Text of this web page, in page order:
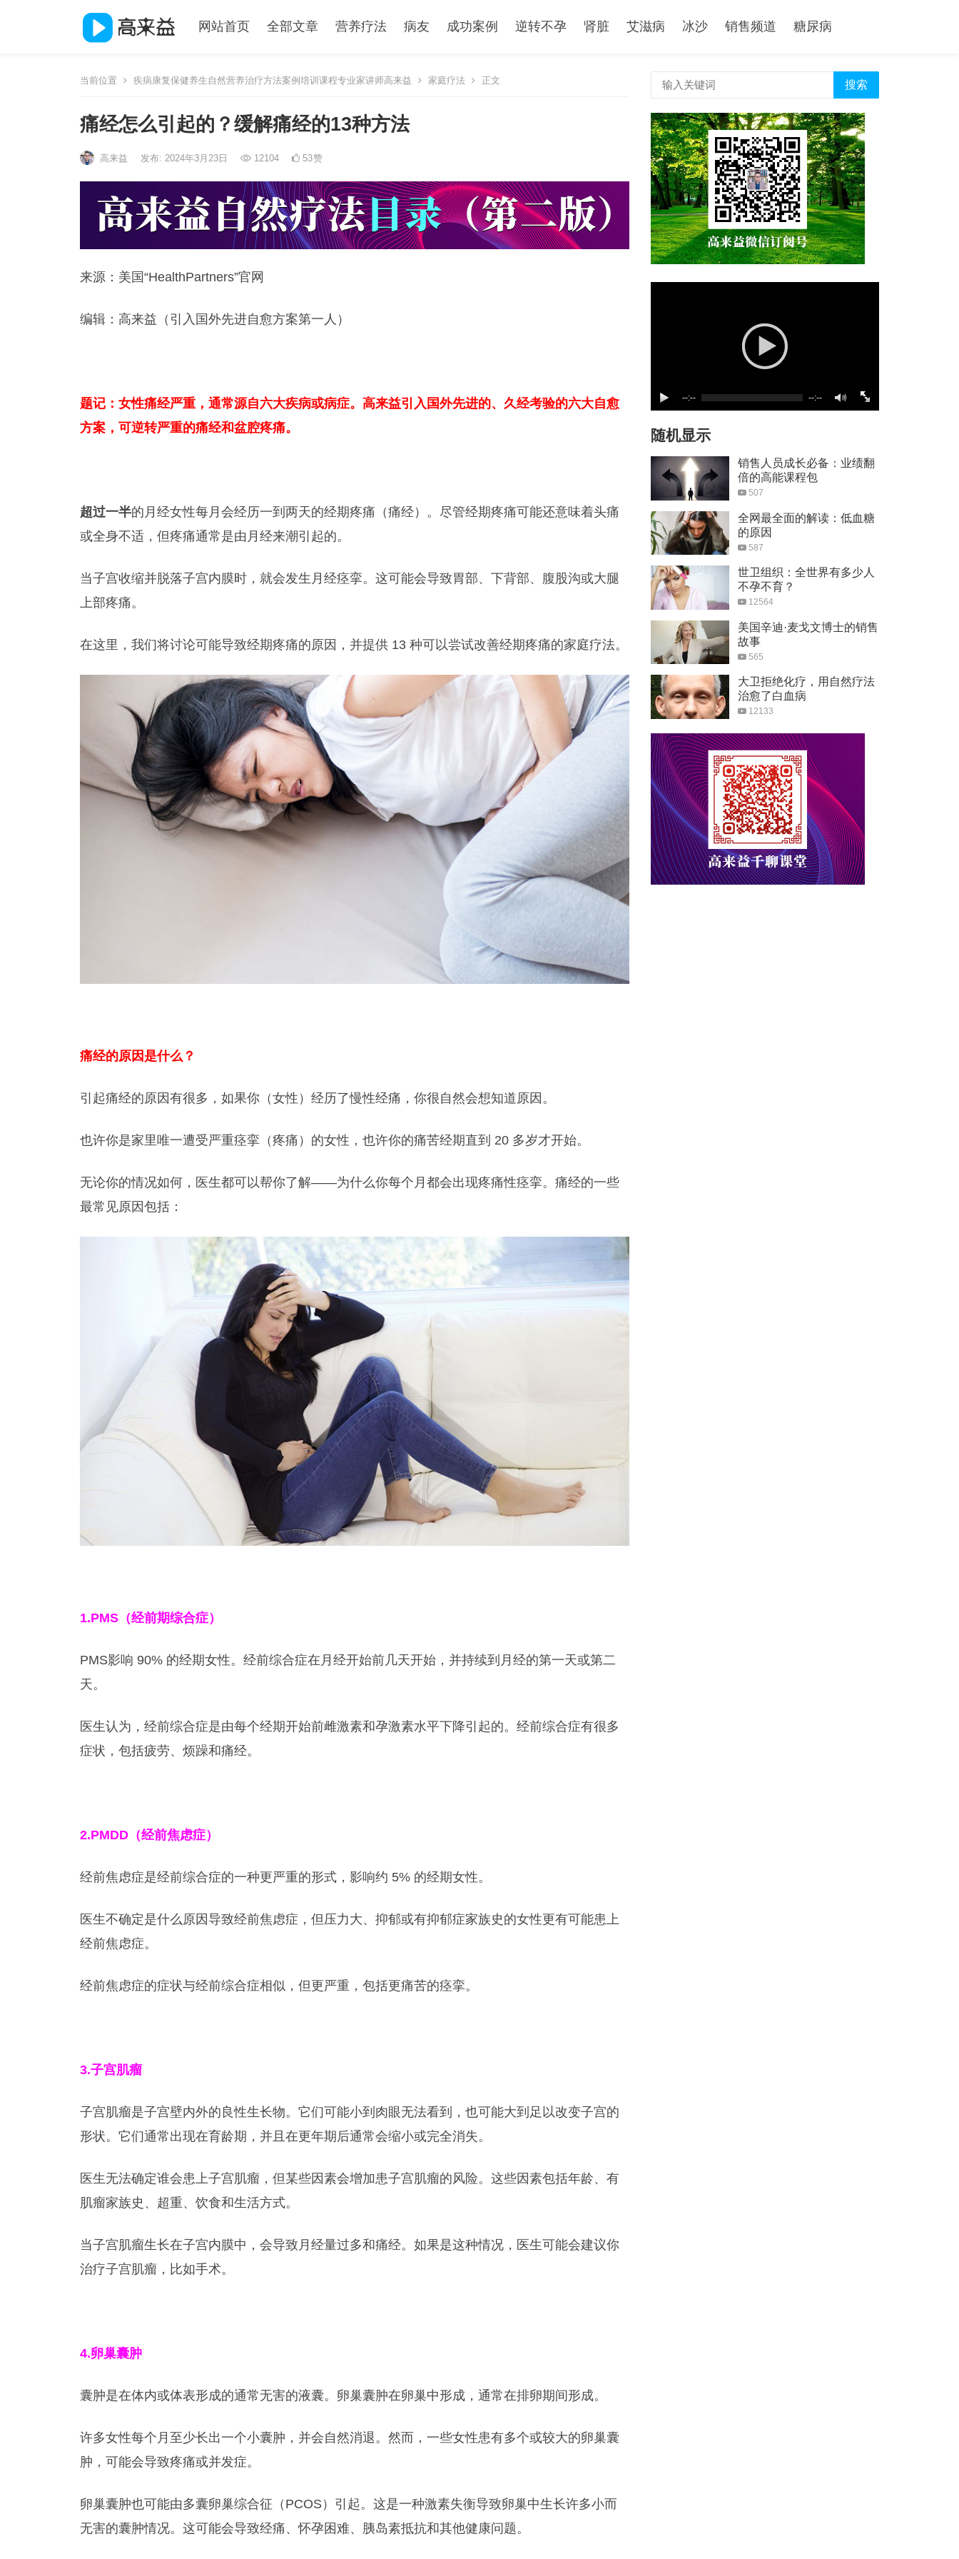
网站首页 全部文章 营养疗法 病友 成功案例 逆转不孕 肾脏 艾滋病 冰沙 销售频道 糖尿病
当前位置 疾病康复保健养生自然营养治疗方法案例培训课程专业家讲师高来益 家庭疗法 正文
痛经怎么引起的？缓解痛经的13种方法
高来益 发布: 2024年3月23日 12104 53赞
来源：美国“HealthPartners”官网
编辑：高来益（引入国外先进自愈方案第一人）
题记：女性痛经严重，通常源自六大疾病或病症。高来益引入国外先进的、久经考验的六大自愈
方案，可逆转严重的痛经和盆腔疼痛。
超过一半的月经女性每月会经历一到两天的经期疼痛（痛经）。尽管经期疼痛可能还意味着头痛
或全身不适，但疼痛通常是由月经来潮引起的。
当子宫收缩并脱落子宫内膜时，就会发生月经痉挛。这可能会导致胃部、下背部、腹股沟或大腿
上部疼痛。
在这里，我们将讨论可能导致经期疼痛的原因，并提供 13 种可以尝试改善经期疼痛的家庭疗法。
痛经的原因是什么？
引起痛经的原因有很多，如果你（女性）经历了慢性经痛，你很自然会想知道原因。
也许你是家里唯一遭受严重痉挛（疼痛）的女性，也许你的痛苦经期直到 20 多岁才开始。
无论你的情况如何，医生都可以帮你了解——为什么你每个月都会出现疼痛性痉挛。痛经的一些
最常见原因包括：
1.PMS （经前期综合症）
PMS影响 90% 的经期女性。经前综合症在月经开始前几天开始，并持续到月经的第一天或第二
天。
医生认为，经前综合症是由每个经期开始前雌激素和孕激素水平下降引起的。经前综合症有很多
症状，包括疲劳、烦躁和痛经。
2.PMDD （经前焦虑症）
经前焦虑症是经前综合症的一种更严重的形式，影响约 5% 的经期女性。
医生不确定是什么原因导致经前焦虑症，但压力大、抑郁或有抑郁症家族史的女性更有可能患上
经前焦虑症。
经前焦虑症的症状与经前综合症相似，但更严重，包括更痛苦的痉挛。
3.子宫肌瘤
子宫肌瘤是子宫壁内外的良性生长物。它们可能小到肉眼无法看到，也可能大到足以改变子宫的
形状。它们通常出现在育龄期，并且在更年期后通常会缩小或完全消失。
医生无法确定谁会患上子宫肌瘤，但某些因素会增加患子宫肌瘤的风险。这些因素包括年龄、有
肌瘤家族史、超重、饮食和生活方式。
当子宫肌瘤生长在子宫内膜中，会导致月经量过多和痛经。如果是这种情况，医生可能会建议你
治疗子宫肌瘤，比如手术。
4.卵巢囊肿
囊肿是在体内或体表形成的通常无害的液囊。卵巢囊肿在卵巢中形成，通常在排卵期间形成。
许多女性每个月至少长出一个小囊肿，并会自然消退。然而，一些女性患有多个或较大的卵巢囊
肿，可能会导致疼痛或并发症。
卵巢囊肿也可能由多囊卵巢综合征（PCOS）引起。这是一种激素失衡导致卵巢中生长许多小而
无害的囊肿情况。这可能会导致经痛、怀孕困难、胰岛素抵抗和其他健康问题。
搜索
--:-- --:--
随机显示
销售人员成长必备：业绩翻
倍的高能课程包
507
全网最全面的解读：低血糖
的原因
587
世卫组织：全世界有多少人
不孕不育？
12564
美国辛迪·麦戈文博士的销售
故事
565
大卫拒绝化疗，用自然疗法
治愈了白血病
12133